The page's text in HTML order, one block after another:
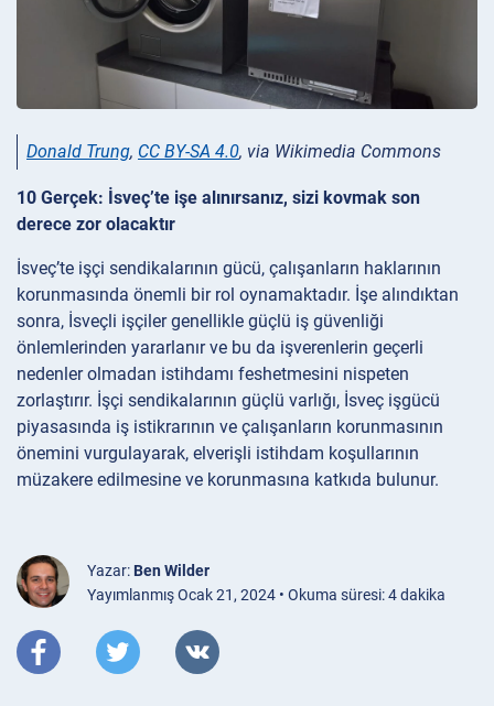
Donald Trung, CC BY-SA 4.0, via Wikimedia Commons
10 Gerçek: İsveç’te işe alınırsanız, sizi kovmak son
derece zor olacaktır
İsveç’te işçi sendikalarının gücü, çalışanların haklarının
korunmasında önemli bir rol oynamaktadır. İşe alındıktan
sonra, İsveçli işçiler genellikle güçlü iş güvenliği
önlemlerinden yararlanır ve bu da işverenlerin geçerli
nedenler olmadan istihdamı feshetmesini nispeten
zorlaştırır. İşçi sendikalarının güçlü varlığı, İsveç işgücü
piyasasında iş istikrarının ve çalışanların korunmasının
önemini vurgulayarak, elverişli istihdam koşullarının
müzakere edilmesine ve korunmasına katkıda bulunur.
Yazar: Ben Wilder
Yayımlanmış Ocak 21, 2024 • Okuma süresi: 4 dakika